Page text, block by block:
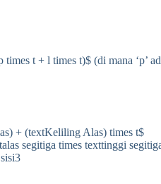
t + l times t)$ (di mana ‘p’
+ (textKeliling Alas) times t$
segitiga times texttinggi